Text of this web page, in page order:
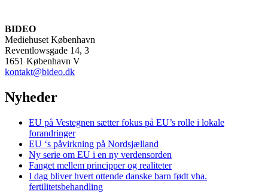
BIDEO
Mediehuset København
Reventlowsgade 14, 3
1651 København V
kontakt@bideo.dk
Nyheder
EU på Vestegnen sætter fokus på EU’s rolle i lokale
forandringer
EU ‘s påvirkning på Nordsjælland
Ny serie om EU i en ny verdensorden
Fanget mellem principper og realiteter
I dag bliver hvert ottende danske barn født vha.
fertilitetsbehandling